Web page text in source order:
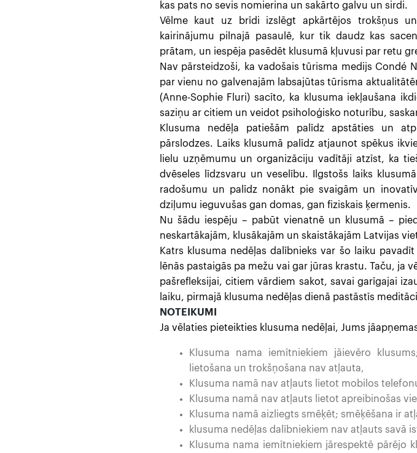
kas pats no sevis nomierina un sakārto galvu un sirdi.
Vēlme kaut uz brīdi izslēgt apkārtējos trokšņus
kairinājumu pilnajā pasaulē, kur tik daudz kas
prātam, un iespēja pasēdēt klusumā kļuvusi par retu
Nav pārsteidzoši, ka vadošais tūrisma medijs Condé
par vienu no galvenajām labsajūtas tūrisma
(Anne-Sophie Fluri) sacīto, ka klusuma iekļaušana
saziņu ar citiem un veidot psiholoģisko noturību,
Klusuma nedēļa patiešām palīdz apstāties un
pārslodzes. Laiks klusumā palīdz atjaunot spēkus
lielu uzņēmumu un organizāciju vadītāji atzīst, ka
dvēseles līdzsvaru un veselību. Ilgstošs laiks
radošumu un palīdz nonākt pie svaigām un
dziļumu ieguvušas gan domas, gan fiziskais ķermenis.
Nu šādu iespēju – pabūt vienatnē un klusumā –
neskartākajām, klusākajām un skaistākajām Latvijas
Katrs klusuma nedēļas dalībnieks var šo laiku
lēnās pastaigās pa mežu vai gar jūras krastu. Taču, ja
pašrefleksijai, citiem vārdiem sakot, savai garīgajai
laiku, pirmajā klusuma nedēļas dienā pastāstīs
NOTEIKUMI
Ja vēlaties pieteikties klusuma nedēļai, Jums
Klusuma nama iemītniekiem jāievēro
lietošana un trokšņošana nav atļauta,
Klusuma namā nav atļauts lietot mobilos
Klusuma namā nav atļauts lietot apreibinošas
Klusuma namā aizliegts smēķēt; smēķēšana ir
klusuma nedēļas dalībniekiem nav atļauts savā
Klusuma nama iemītniekiem jārespektē pārējo